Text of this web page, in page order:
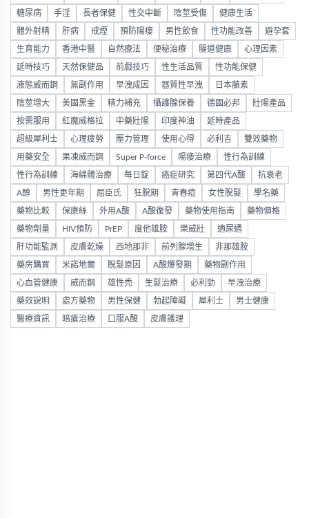
糖尿病 手淫 長者保健 性交中斷 陰莖受傷 健康生活
體外射精 肝病 戒煙 預防陽痿 男性飲食 性功能改善 避孕套
生育能力 香港中醫 自然療法 便秘治療 腸道健康 心理因素
延時技巧 天然保健品 前戲技巧 性生活品質 性功能保健
液態威而鋼 無副作用 早洩成因 器質性早洩 日本藤素
陰莖增大 美國黑金 精力補充 攝護腺保養 德國必邦 壯陽產品
按需服用 紅魔威格拉 中藥壯陽 印度神油 延時產品
超級犀利士 心理疲勞 壓力管理 使用心得 必利吉 雙效藥物
用藥安全 果凍威而鋼 Super P-force 陽痿治療 性行為訓練
性行為訓練 海綿體治療 每日錠 癌症研究 第四代A酸 抗衰老
A醇 男性更年期 屈臣氏 狂脫期 青春痘 女性脫髮 學名藥
藥物比較 保康絲 外用A酸 A酸復發 藥物使用指南 藥物價格
藥物劑量 HIV預防 PrEP 度他雄胺 樂威壯 適尿通
肝功能監測 皮膚乾燥 西地那非 前列腺增生 非那雄胺
藥房購買 米諾地爾 脫髮原因 A酸爆發期 藥物副作用
心血管健康 威而鋼 雄性禿 生髮治療 必利勁 早洩治療
藥效說明 處方藥物 男性保健 勃起障礙 犀利士 男士健康
醫療資訊 暗瘡治療 口服A酸 皮膚護理